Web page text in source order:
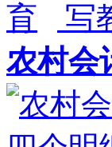
写
农村会